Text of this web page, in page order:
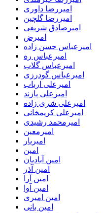
امیررضا داوری
امیررضا گلچین
امیرصادق شریفی
امیرض
امیرعباس حسن زاده
امیرعباس ره
امیرعباس گلاب
امیرعباس گودرزی
امیرعلی ارباب
امیرعلی پازند
امیرعلی شری زاده
امیرعلی کریمخانی
امیرمحمد رشیدی
امیرمعین
امیریار
امین
امین آبادیان
امین آذر
امین آرا
امین آوا
امین امیری
امین بانی